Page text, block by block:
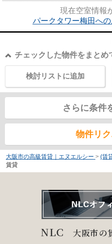
現在空室情報
パークタワー梅田へ
チェックした物件をまとめ
検討リストに追加
さらに条件
物件リ
大阪市の高級賃貸｜エヌエルシー > (賃
賃貸
NLC 大阪市の